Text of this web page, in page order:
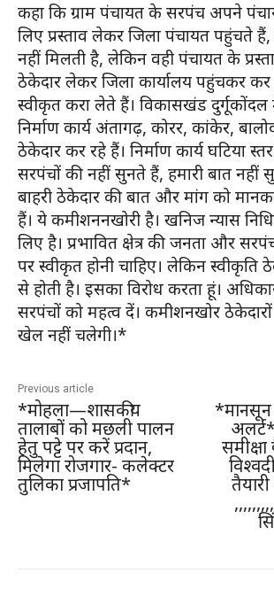
कहा कि ग्राम पंचायत के सरपंच अपने
लिए प्रस्ताव लेकर जिला पंचायत पहुंचते हैं,
नहीं मिलती है, लेकिन वही पंचायत के
ठेकेदार लेकर जिला कार्यालय पहुंचकर कर
स्वीकृत करा लेते हैं। विकासखंड दुर्गूकोंदल
निर्माण कार्य अंतागढ़, कोरर, कांकेर,
ठेकेदार कर रहे हैं। निर्माण कार्य घटिया
सरपंचों की नहीं सुनते हैं, हमारी बात
बाहरी ठेकेदार की बात और मांग को
हैं। ये कमीशननखोरी है। खनिज न्यास निधि
लिए है। प्रभावित क्षेत्र की जनता और
पर स्वीकृत होनी चाहिए। लेकिन स्वीकृति
से होती है। इसका विरोध करता हूं।
सरपंचों को महत्व दें। कमीशनखोर
खेल नहीं चलेगी।*
Previous article
*मोहला—शासकीय
तालाबों को मछली पालन
हेतु पट्टे पर करें प्रदान,
मिलेगा रोजगार- कलेक्टर
तुलिका प्रजापति*